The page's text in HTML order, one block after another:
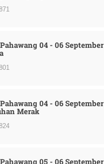
04 - 06 September
04 - 06 September
Merak
05 - 06 September